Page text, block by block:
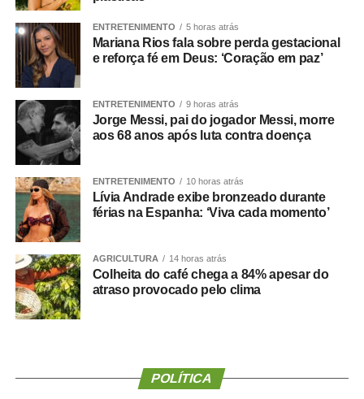
isso, precisa ser votada em breve para não perder a
validade.
A medida com vencimento próximo é a MP 1.351/2026
que prevê subvenção econômica de R$ 330 milhões para
empresas importadoras de gás liquefeito de petróleo, o
gás de cozinha. A medida integra o pacote do governo
para a contenção dos impactos nos preços do petróleo e
de seus derivados causados pela guerra dos Estados
Unidos e Israel contra o Irã. O prazo para votação termina
no dia 25 de agosto.
A outras medidas que ainda estão pendentes de análise
no Senado vencem em setembro e outubro e destinam
créditos extraordinários para apoiar famílias atingidas por
eventos climáticos extremos em Minas Gerais (
1.361/2026) e em Pernambuco e na Paraíba (
ENTRETENIMENTO 5 horas atrás
Mariana Rios fala sobre perda gestacional
e reforça fé em Deus: ‘Coração em paz’
ENTRETENIMENTO 9 horas atrás
Jorge Messi, pai do jogador Messi, morre
aos 68 anos após luta contra doença
ENTRETENIMENTO 10 horas atrás
Lívia Andrade exibe bronzeado durante
férias na Espanha: ‘Viva cada momento’
AGRICULTURA 14 horas atrás
Colheita do café chega a 84% apesar do
atraso provocado pelo clima
POLÍTICA